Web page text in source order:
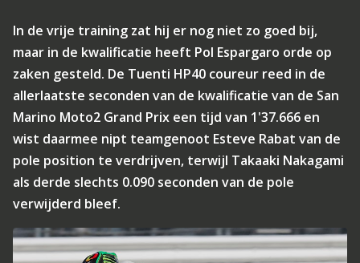
In de vrije training zat hij er nog niet zo goed bij,
maar in de kwalificatie heeft Pol Espargaro orde op
zaken gesteld. De Tuenti HP40 coureur reed in de
allerlaatste seconden van de kwalificatie van de San
Marino Moto2 Grand Prix een tijd van 1'37.666 en
wist daarmee nipt teamgenoot Esteve Rabat van de
pole position te verdrijven, terwijl Takaaki Nakagami
als derde slechts 0.090 seconden van de pole
verwijderd bleef.